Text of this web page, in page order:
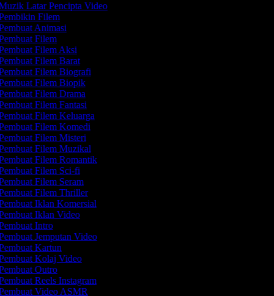
Latar Pencipta Video
Filem
Animasi
Filem
Filem Aksi
Filem Barat
Filem Biografi
Filem Biopik
Filem Drama
Filem Fantasi
Filem Keluarga
Filem Komedi
Filem Misteri
Filem Muzikal
Filem Romantik
Filem Sci-fi
Filem Seram
Filem Thriller
Iklan Komersial
Iklan Video
Intro
Jemputan Video
Kartun
Kolaj Video
Outro
Reels Instagram
Video ASMR